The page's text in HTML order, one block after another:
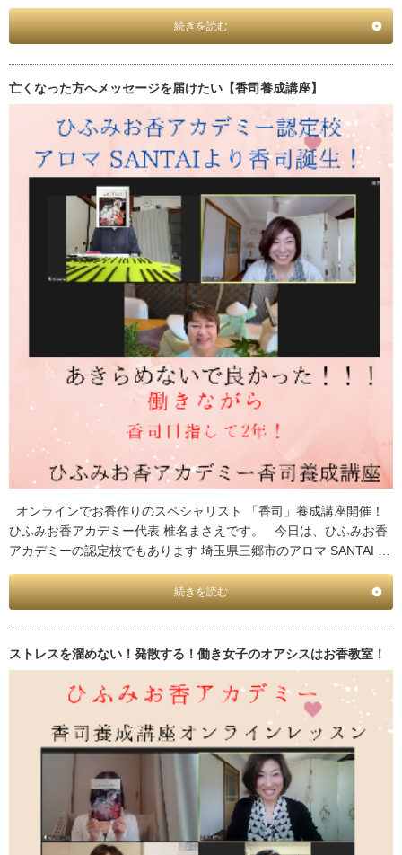
続きを読む
亡くなった方へメッセージを届けたい【香司養成講座】
オンラインでお香作りのスペシャリスト 「香司」養成講座開催！
ひふみお香アカデミー代表 椎名まさえです。 今日は、ひふみお香
アカデミーの認定校でもあります 埼玉県三郷市のアロマ SANTAI …
続きを読む
ストレスを溜めない！発散する！働き女子のオアシスはお香教室！